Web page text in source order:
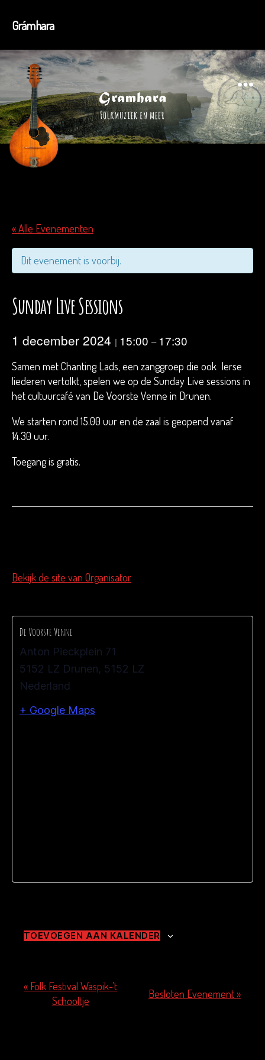
Grámhara
Menu
« Alle Evenementen
Dit evenement is voorbij.
Sunday Live Sessions
1 december 2024 | 15:00 – 17:30
Samen met Chanting Lads, een zanggroep die ook Ierse
liederen vertolkt, spelen we op de Sunday Live sessions in
het cultuurcafé van De Voorste Venne in Drunen.
We starten rond 15.00 uur en de zaal is geopend vanaf
14.30 uur.
Toegang is gratis.
Bekijk de site van Organisator
De Voorste Venne
Anton Pieckplein 71
5152 LZ Drunen, 5152 LZ
Nederland
+ Google Maps
TOEVOEGEN AAN KALENDER
« Folk Festival Waspik-’t
Schooltje
Besloten Evenement»